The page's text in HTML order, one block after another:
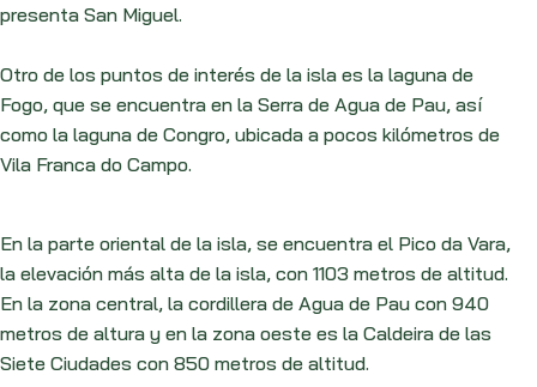
presenta San Miguel.
Otro de los puntos de interés de la isla es la laguna de
Fogo, que se encuentra en la Serra de Agua de Pau, así
como la laguna de Congro, ubicada a pocos kilómetros de
Vila Franca do Campo.
En la parte oriental de la isla, se encuentra el Pico da Vara,
la elevación más alta de la isla, con 1103 metros de altitud.
En la zona central, la cordillera de Agua de Pau con 940
metros de altura y en la zona oeste es la Caldeira de las
Siete Ciudades con 850 metros de altitud.